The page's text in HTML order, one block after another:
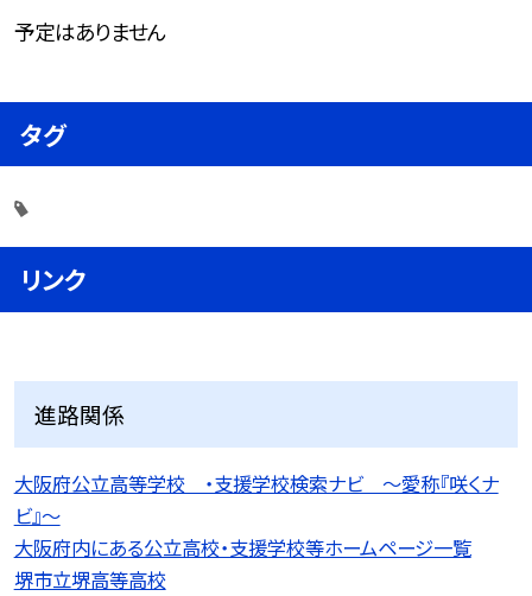
予定はありません
タグ
リンク
進路関係
大阪府公立高等学校 ・支援学校検索ナビ 〜愛称『咲くナ
ビ』〜
大阪府内にある公立高校・支援学校等ホームページ一覧
堺市立堺高等高校